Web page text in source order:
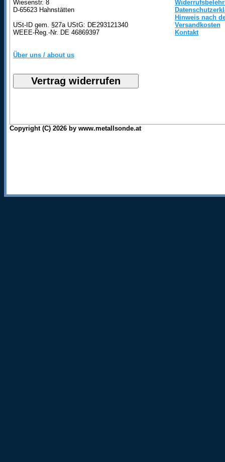
Wiesenstr. 8
D-65623 Hahnstätten
USt-ID gem. §27a UStG: DE293121340
WEEE-Reg.-Nr. DE 46869397
Über uns / about us
Hinweis nach
Versandkosten
Kontakt
Copyright (C) 2026 by www.metallsonde.at